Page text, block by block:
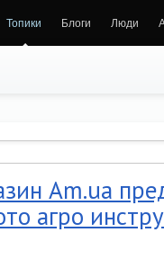
Топики Блоги Люди
Am.ua
агро